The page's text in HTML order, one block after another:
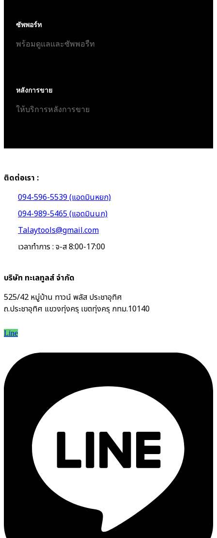
ซัพพอร์ท
พร้อมดูแลและซัพพอรืท
หลังการขาย
ให้บริการหลังการขาย
ติดต่อเรา :
094-596-5539 (แอดมินหยก)
094-989-5465 (แอดมินนก)
Talaytools@gmail.com
เวลาทำการ : จ-ส 8:00-17:00
บริษัท ทะเลทูลส์ จำกัด
525/42 หมู่บ้าน ทาวน์ พลัส ประชาอุทิศ
ถ.ประชาอุทิศ แขวงทุ่งครุ เขตทุ่งครุ กทม.10140
Line